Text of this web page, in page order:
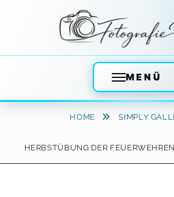
MENÜ
HOME SIMPLY
HERBSTÜBUNG DER